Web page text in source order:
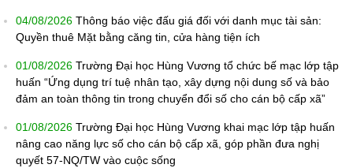
04/08/2026 Thông báo việc đấu giá đối với danh mục tài sản:
Quyền thuê Mặt bằng căng tin, cửa hàng tiện ích
01/08/2026 Trường Đại học Hùng Vương tổ chức bế mạc lớp tập
huấn “Ứng dụng trí tuệ nhân tạo, xây dựng nội dung số và bảo
đảm an toàn thông tin trong chuyển đổi số cho cán bộ cấp xã”
01/08/2026 Trường Đại học Hùng Vương khai mạc lớp tập huấn
nâng cao năng lực số cho cán bộ cấp xã, góp phần đưa nghị
quyết 57-NQ/TW vào cuộc sống